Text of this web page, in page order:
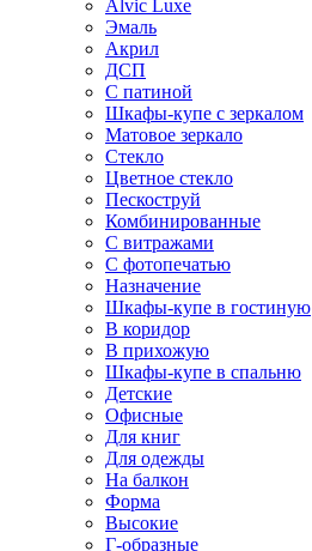
Alvic Luxe
Эмаль
Акрил
ДСП
С патиной
Шкафы-купе с зеркалом
Матовое зеркало
Стекло
Цветное стекло
Пескоструй
Комбинированные
С витражами
С фотопечатью
Назначение
Шкафы-купе в гостиную
В коридор
В прихожую
Шкафы-купе в спальню
Детские
Офисные
Для книг
Для одежды
На балкон
Форма
Высокие
Г-образные